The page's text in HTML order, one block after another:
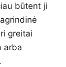
būtent ji
greitai
arba